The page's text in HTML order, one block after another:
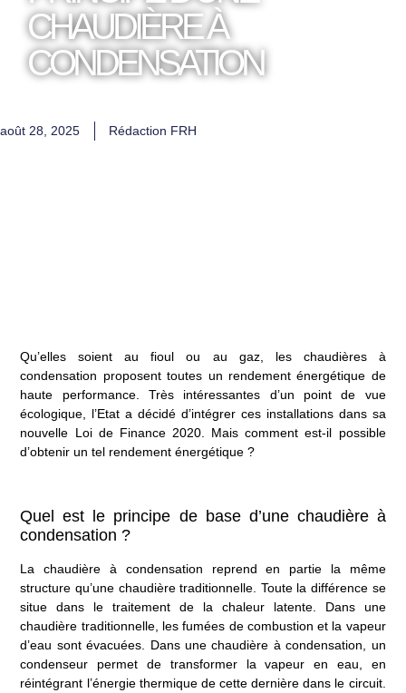
CHAUDIÈRE À
CONDENSATION
août 28, 2025 Rédaction FRH
Qu’elles soient au fioul ou au gaz, les chaudières à
condensation proposent toutes un rendement énergétique de
haute performance. Très intéressantes d’un point de vue
écologique, l’Etat a décidé d’intégrer ces installations dans sa
nouvelle Loi de Finance 2020. Mais comment est-il possible
d’obtenir un tel rendement énergétique ?
Quel est le principe de base d’une chaudière à
condensation ?
Lachaudière à condensation reprend en partie la même
structure qu’une chaudière traditionnelle. Toute la différence se
situe dans le traitement de la chaleur latente. Dans une
chaudière traditionnelle, les fumées de combustion et la vapeur
d’eau sont évacuées. Dans une chaudière à condensation, un
condenseur permet de transformer la vapeur en eau, en
réintégrant l’énergie thermique de cette dernière dans le circuit.